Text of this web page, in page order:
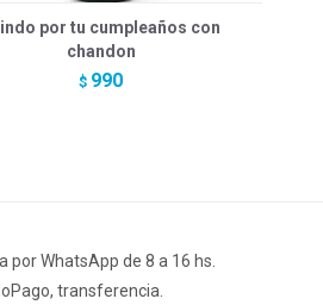
por tu cumpleaños con
chandon
$ 990
WhatsApp de 8 a 16 hs.
transferencia.